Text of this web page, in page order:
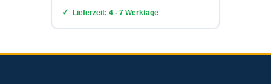
Lieferzeit: 4 - 7 Werktage